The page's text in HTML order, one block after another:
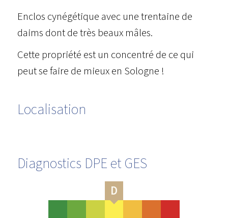
Enclos cynégétique avec une trentaine de
daims dont de très beaux mâles.
Cette propriété est un concentré de ce qui
peut se faire de mieux en Sologne !
Localisation
Diagnostics DPE et GES
D